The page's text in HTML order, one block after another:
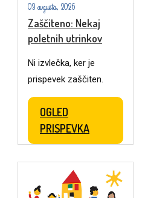
03 avgusta, 2026
Zaščiteno: Nekaj
poletnih utrinkov
Ni izvlečka, ker je
prispevek zaščiten.
OGLED
PRISPEVKA